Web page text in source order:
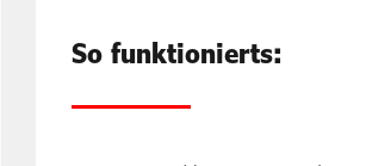
So funktionierts: